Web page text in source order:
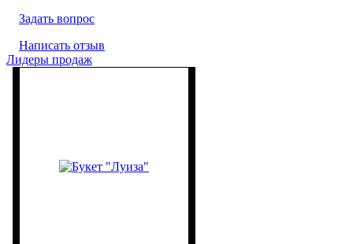
Задать вопрос
Написать отзыв
Лидеры продаж